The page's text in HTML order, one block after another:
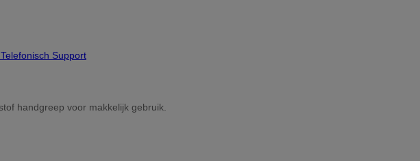
Telefonisch Support
handgreep voor makkelijk gebruik.